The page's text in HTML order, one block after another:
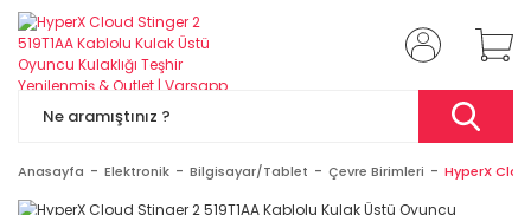
Anasayfa Elektronik Bilgisayar/Tablet Çevre Birimleri HyperX